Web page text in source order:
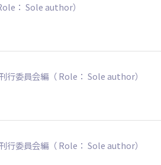
： Sole author）
行委員会編（ Role： Sole author）
行委員会編（ Role： Sole author）